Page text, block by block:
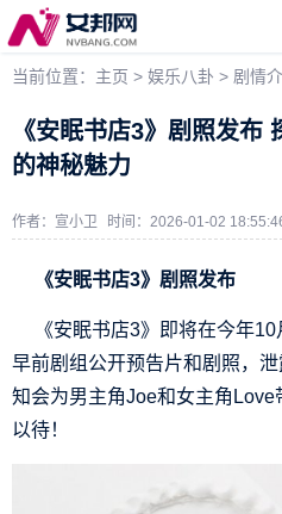
当前位置： 主页 > 娱乐八卦 > 剧情
《安眠书店3》剧照发
的神秘魅力
作者：宣小卫 时间：2026-01-02
《安眠书店3》剧照发布
《安眠书店3》即将在今年
早前剧组公开预告片和剧照，
知会为男主角Joe和女主角Love
以待！